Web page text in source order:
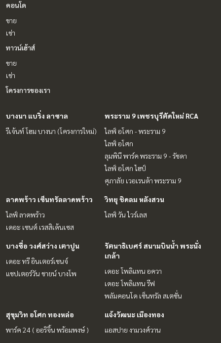
คอนโด
ขาย
เช่า
ทาวน์เฮ้าส์
ขาย
เช่า
โครงการของเรา
บางนา แบริ่ง ลาซาล
รีเจ้นท์ โฮม บางนา (โครงการใหม่)
พระราม 9 เพชรบุรีตัดใหม่ RCA
ไลฟ์ อโศก - พระราม 9
ไลฟ์ อโศก
ลุมพินี พาร์ค พระราม 9 - รัชดา
ไลฟ์ อโศก ไฮป์
ศุภาลัย เวอเรนด้า พระราม 9
ลาดพร้าว เซ็นทรัลลาดพร้าว
ไลฟ์ ลาดพร้าว
เดอะ เซนต์ เรสสิเด้นเซส
วิทยุ ชิดลม หลังสวน
ไลฟ์ วัน ไวร์เลส
บางซื่อ วงศ์สว่าง เตาปูน
เดอะ ทรี อินเตอร์เชนจ์
แชปเตอร์วัน ชายน์ บางโพ
รัตนาธิเบศร์ สนามบินน้ำ พระนั่ง
เกล้า
เดอะ โพลิแทน อควา
เดอะ โพลิแทน รีฟ
พลัมคอนโด เซ็นทรัล สเตชั่น
สุขุมวิท อโศก ทองหล่อ
พาร์ค 24 ( ออริจิ้น พร้อมพงษ์ )
แจ้งวัฒนะ เมืองทอง
แอสปาย งามวงศ์วาน